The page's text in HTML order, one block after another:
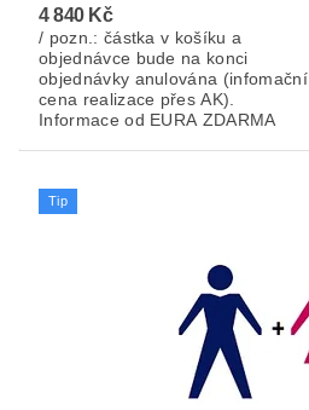
4 840 Kč
/ pozn.: částka v košíku a
objednávce bude na konci
objednávky anulována (infomační
cena realizace přes AK).
Informace od EURA ZDARMA
Tip